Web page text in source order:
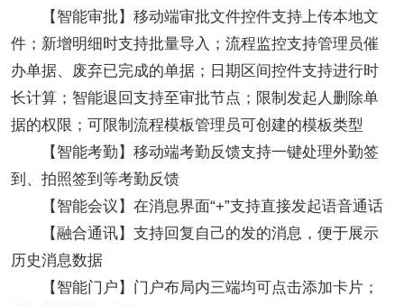
【智能审批】移动端审批文件控件支持上传本地文
件；新增明细时支持批量导入；流程监控支持管理员催
办单据、废弃已完成的单据；日期区间控件支持进行时
长计算；智能退回支持至审批节点；限制发起人删除单
据的权限；可限制流程模板管理员可创建的模板类型
【智能考勤】移动端考勤反馈支持一键处理外勤签
到、拍照签到等考勤反馈
【智能会议】在消息界面“+”支持直接发起语音通话
【融合通讯】支持回复自己的发的消息，便于展示
历史消息数据
【智能门户】门户布局内三端均可点击添加卡片；